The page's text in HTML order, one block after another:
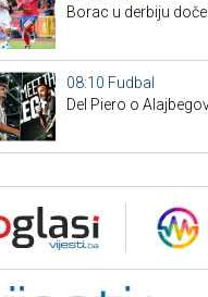
Borac u derbiju
08:10 Fudbal
Del Piero o